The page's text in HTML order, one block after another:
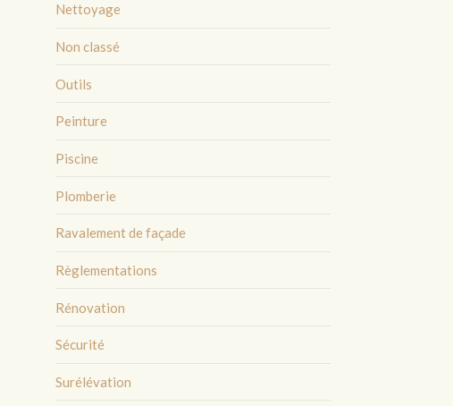
Nettoyage
Non classé
Outils
Peinture
Piscine
Plomberie
Ravalement de façade
Règlementations
Rénovation
Sécurité
Surélévation